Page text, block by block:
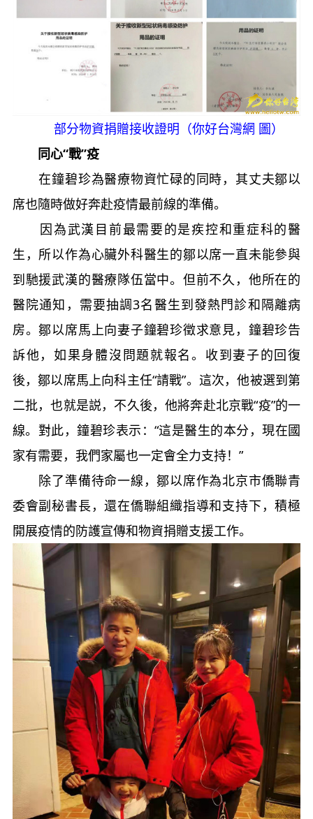
部分物資捐贈接收證明（你好台灣網 圖）
同心“戰”疫
在鐘碧珍為醫療物資忙碌的同時，其丈夫鄒以
席也隨時做好奔赴疫情最前線的準備。
因為武漢目前最需要的是疾控和重症科的醫
生，所以作為心臟外科醫生的鄒以席一直未能參與
到馳援武漢的醫療隊伍當中。但前不久，他所在的
醫院通知，需要抽調3名醫生到發熱門診和隔離病
房。鄒以席馬上向妻子鐘碧珍徵求意見，鐘碧珍告
訴他，如果身體沒問題就報名。收到妻子的回復
後，鄒以席馬上向科主任“請戰”。這次，他被選到第
二批，也就是説，不久後，他將奔赴北京戰“疫”的一
線。對此，鐘碧珍表示：“這是醫生的本分，現在國
家有需要，我們家屬也一定會全力支持！”
除了準備待命一線，鄒以席作為北京市僑聯青
委會副秘書長，還在僑聯組織指導和支持下，積極
開展疫情的防護宣傳和物資捐贈支援工作。